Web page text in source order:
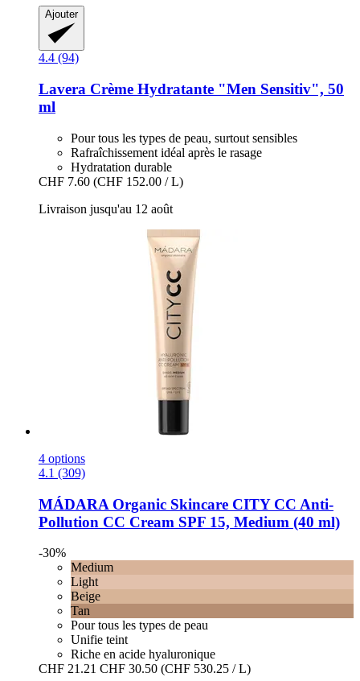
Ajouter
4.4 (94)
Lavera Crème Hydratante "Men Sensitiv", 50
ml
Pour tous les types de peau, surtout sensibles
Rafraîchissement idéal après le rasage
Hydratation durable
CHF 7.60 (CHF 152.00 / L)
Livraison jusqu'au 12 août
4 options
4.1 (309)
MÁDARA Organic Skincare CITY CC Anti-​
Pollution CC Cream SPF 15, Medium (40 ml)
-30%
Medium
Light
Beige
Tan
Pour tous les types de peau
Unifie teint
Riche en acide hyaluronique
CHF 21.21 CHF 30.50 (CHF 530.25 / L)